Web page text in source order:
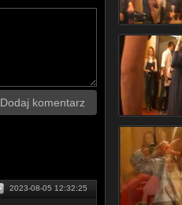
Dodaj komentarz
2023-08-05 12:32:25